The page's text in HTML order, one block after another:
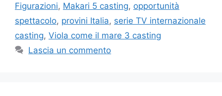
Figurazioni, Makari 5 casting, opportunità
spettacolo, provini Italia, serie TV internazionale
casting, Viola come il mare 3 casting
Lascia un commento